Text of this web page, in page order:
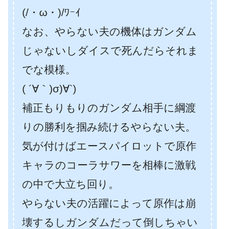
(/・ω・)/ﾜｰｲ
なお、やらない夫の機体はガンダム
じゃないしダイスで死んだらそれま
でな模様。
( ´∀｀)σ)∀`)
補正もりもりのガンダム相手に綱渡
りの勝利を掴み続けるやらない夫。
気が付けばエースパイロットで原作
キャラのコーラサワーを相棒に激戦
の中で大立ち回り。
やらない夫の活躍によって原作は崩
壊するしガンダムだって倒しちゃい